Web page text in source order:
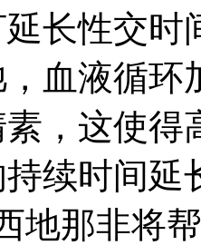
长性交时
血液循环
，这使得
续时间延
地那非将